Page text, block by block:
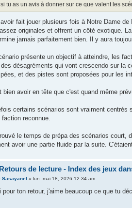
si tu as un avis à donner sur ce que valent les
avoir fait jouer plusieurs fois à Notre Dame
originales et offrent un côté exotique.
jamais parfaitement bien. Il y aura
présente un objectif à atteindre, les
désagréments qui vont crescendo sur la
et des pistes sont proposées pour les
bien avoir en tête que c'est quand même
certains scénarios sont vraiment
faction reconnue.
le temps de prépa des scénarios court,
avoir une partie fluide par la suite.
de lecture - Index des jeux
Sasayanel » lun. mai 18, 2026 12:34 am
pour ton retour, j'aime beaucoup ce que tu